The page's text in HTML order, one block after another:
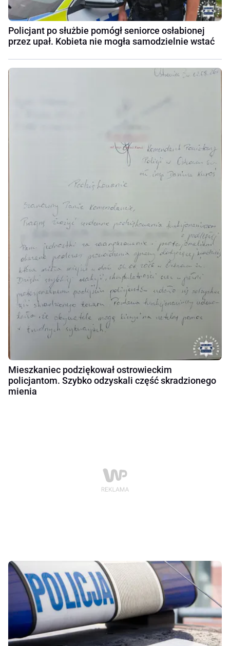
Policjant po służbie pomógł seniorce osłabionej
przez upał. Kobieta nie mogła samodzielnie wstać
Mieszkaniec podziękował ostrowieckim
policjantom. Szybko odzyskali część skradzionego
mienia